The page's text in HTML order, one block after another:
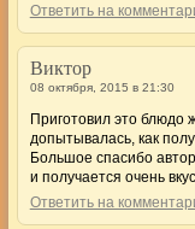
Ответить на
Виктор
08 октября, 2015 в 21:30
Приготовил это блюдо
допытывалась, как
Большое спасибо
и получается очень
Ответить на